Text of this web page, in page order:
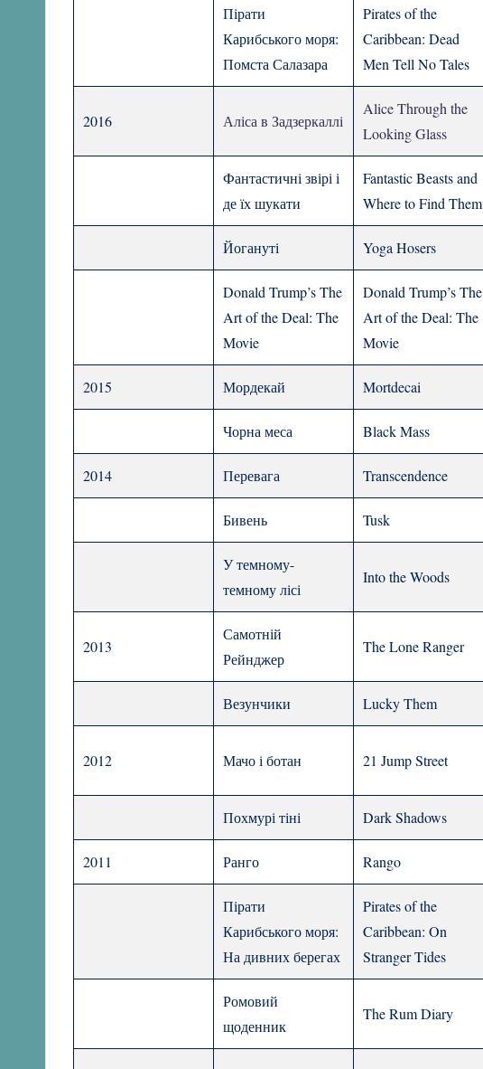
Пірати
Карибського моря:
Помста Салазара
Pirates of the
Caribbean: Dead
Men Tell No Tales
2016 Аліса в Задзеркаллі
Alice Through the
Looking Glass
Фантастичні звірі і
де їх шукати
Fantastic Beasts and
Where to Find Them
Йогануті Yoga Hosers
Donald Trump’s The
Art of the Deal: The
Movie
Donald Trump’s The
Art of the Deal: The
Movie
2015 Мордекай Mortdecai
Чорна меса Black Mass
2014 Перевага Transcendence
Бивень Tusk
У темному-
темному лісі
Into the Woods
2013
Самотній
Рейнджер
The Lone Ranger
Везунчики Lucky Them
2012 Мачо і ботан 21 Jump Street
Похмурі тіні Dark Shadows
2011 Ранго Rango
Пірати
Карибського моря:
На дивних берегах
Pirates of the
Caribbean: On
Stranger Tides
Ромовий
щоденник
The Rum Diary